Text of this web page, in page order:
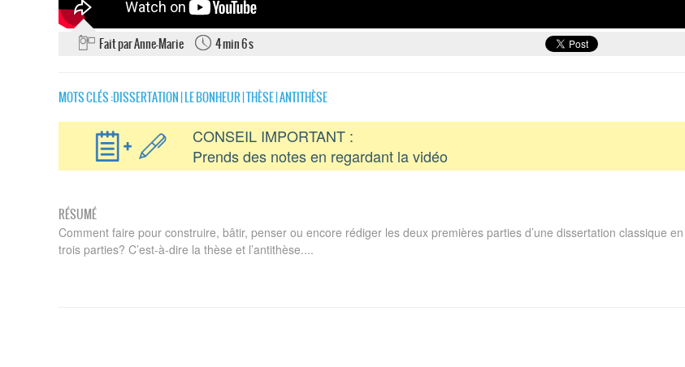
Fait par Anne-Marie 4 min 6 s
MOTS CLÉS :DISSERTATION|LE BONHEUR|THÈSE|ANTITHÈSE
CONSEIL IMPORTANT :
Prends des notes en regardant la vidéo
RÉSUMÉ
Comment faire pour construire, bâtir, penser ou encore rédiger les deux premières parties d’une dissertation classique en
trois parties? C’est-à-dire la thèse et l’antithèse....